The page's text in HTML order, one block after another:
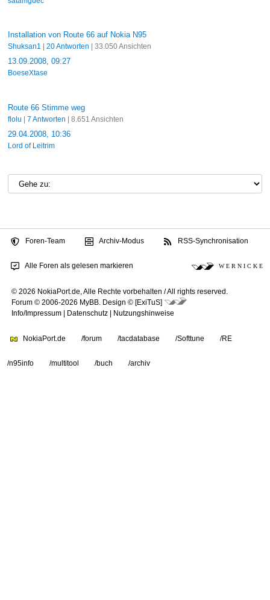
Installation von Route 66 auf Nokia N95
Shuksan1 20 Antworten | 33.050 Ansichten
13.09.2008, 09:27
BoeseXtase
Route 66 Stimme weg
flolu 7 Antworten | 8.651 Ansichten
29.04.2008, 10:36
Lord of Leitrim
Foren-Team Archiv-Modus RSS-Synchronisation
Alle Foren als gelesen markieren W E R N I C K E
© 2026 NokiaPort.de, Alle Rechte vorbehalten /All rights reserved.
Forum © 2006-2026 MyBB
Design © [ExiTuS]
Info/Impressum
Datenschutz Nutzungshinweise
NokiaPort.de /forum /tacdatabase /Softtune /RE
/n95info /multitool /buch /archiv